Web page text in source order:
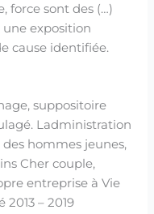
force sont des (…)
exposition
cause identifiée.
suppositoire
Ladministration
hommes jeunes,
Cher couple,
entreprise à Vie
– 2019